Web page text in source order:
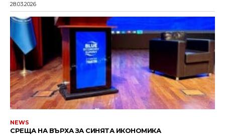
28.03.2026
NEWS
СРЕЩА НА ВЪРХА ЗА СИНЯТА ИКОНОМИКА